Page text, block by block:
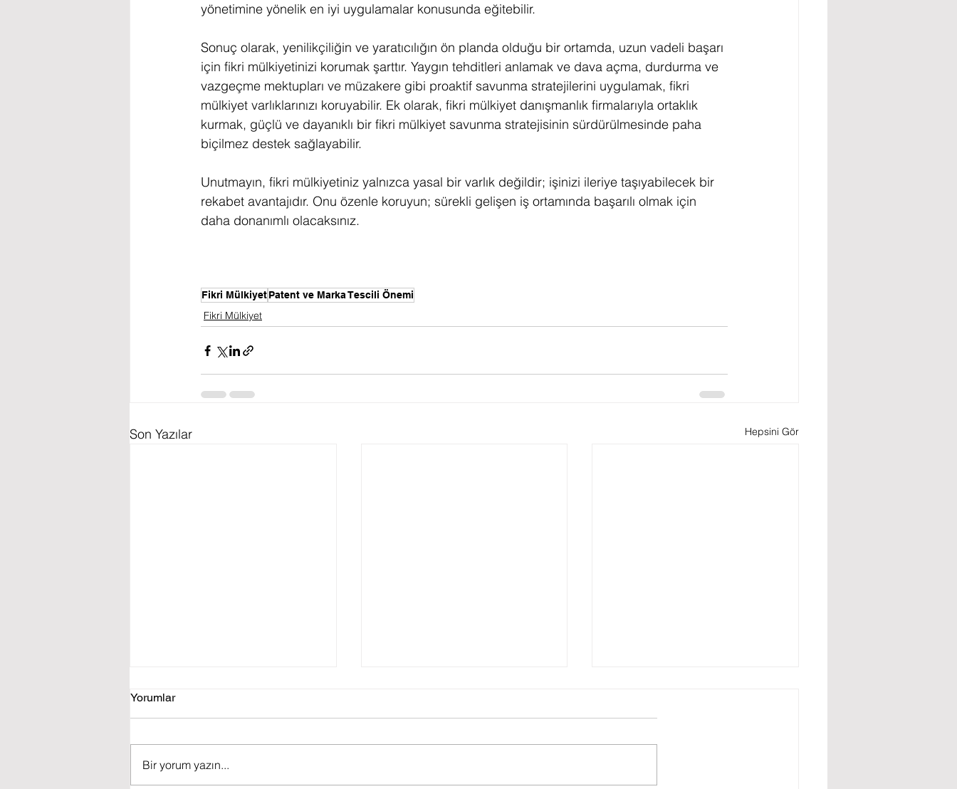
yönetimine yönelik en iyi uygulamalar konusunda eğitebilir.
Sonuç olarak, yenilikçiliğin ve yaratıcılığın ön planda olduğu bir ortamda, uzun vadeli başarı
için fikri mülkiyetinizi korumak şarttır. Yaygın tehditleri anlamak ve dava açma, durdurma ve
vazgeçme mektupları ve müzakere gibi proaktif savunma stratejilerini uygulamak, fikri
mülkiyet varlıklarınızı koruyabilir. Ek olarak, fikri mülkiyet danışmanlık firmalarıyla ortaklık
kurmak, güçlü ve dayanıklı bir fikri mülkiyet savunma stratejisinin sürdürülmesinde paha
biçilmez destek sağlayabilir.
Unutmayın, fikri mülkiyetiniz yalnızca yasal bir varlık değildir; işinizi ileriye taşıyabilecek bir
rekabet avantajıdır. Onu özenle koruyun; sürekli gelişen iş ortamında başarılı olmak için
daha donanımlı olacaksınız.
Fikri MülkiyetPatent ve Marka Tescili Önemi
Fikri Mülkiyet
Son Yazılar Hepsini Gör
Yorumlar
Bir yorum yazın...